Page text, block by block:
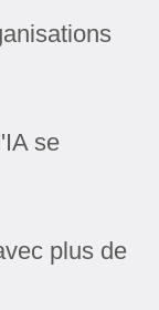
se
plus de